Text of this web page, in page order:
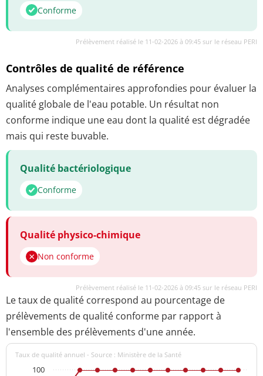
Conforme
Prélèvement réalisé le 11-02-2026 à 09:45 sur le réseau PERI
Contrôles de qualité de référence
Analyses complémentaires approfondies pour évaluer la
qualité globale de l'eau potable. Un résultat non
conforme indique une eau dont la qualité est dégradée
mais qui reste buvable.
Qualité bactériologique
Conforme
Qualité physico-chimique
Non conforme
Prélèvement réalisé le 11-02-2026 à 09:45 sur le réseau PERI
Le taux de qualité correspond au pourcentage de
prélèvements de qualité conforme par rapport à
l'ensemble des prélèvements d'une année.
Taux de qualité annuel - Source : Ministère de la Santé
100